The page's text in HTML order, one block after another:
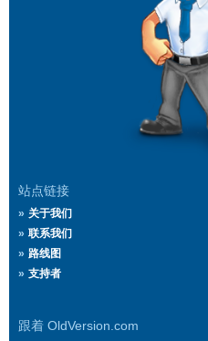
站点链接
关于我们
联系我们
路线图
支持者
跟着 OldVersion.com